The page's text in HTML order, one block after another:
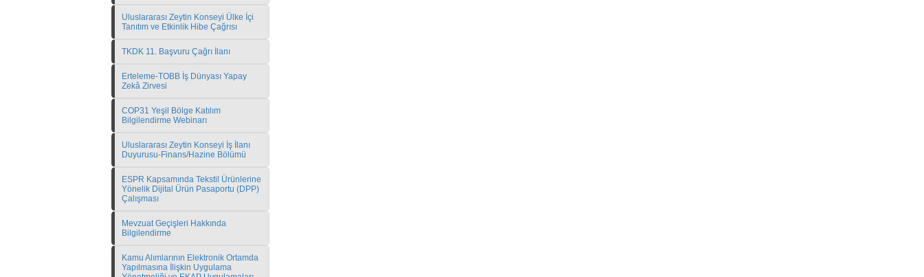
Uluslararası Zeytin Konseyi Ülke İçi
Tanıtım ve Etkinlik Hibe Çağrısı
TKDK 11. Başvuru Çağrı İlanı
Erteleme-TOBB İş Dünyası Yapay
Zekâ Zirvesi
COP31 Yeşil Bölge Katılım
Bilgilendirme Webinarı
Uluslararası Zeytin Konseyi İş İlanı
Duyurusu-Finans/Hazine Bölümü
ESPR Kapsamında Tekstil Ürünlerine
Yönelik Dijital Ürün Pasaportu (DPP)
Çalışması
Mevzuat Geçişleri Hakkında
Bilgilendirme
Kamu Alımlarının Elektronik Ortamda
Yapılmasına İlişkin Uygulama